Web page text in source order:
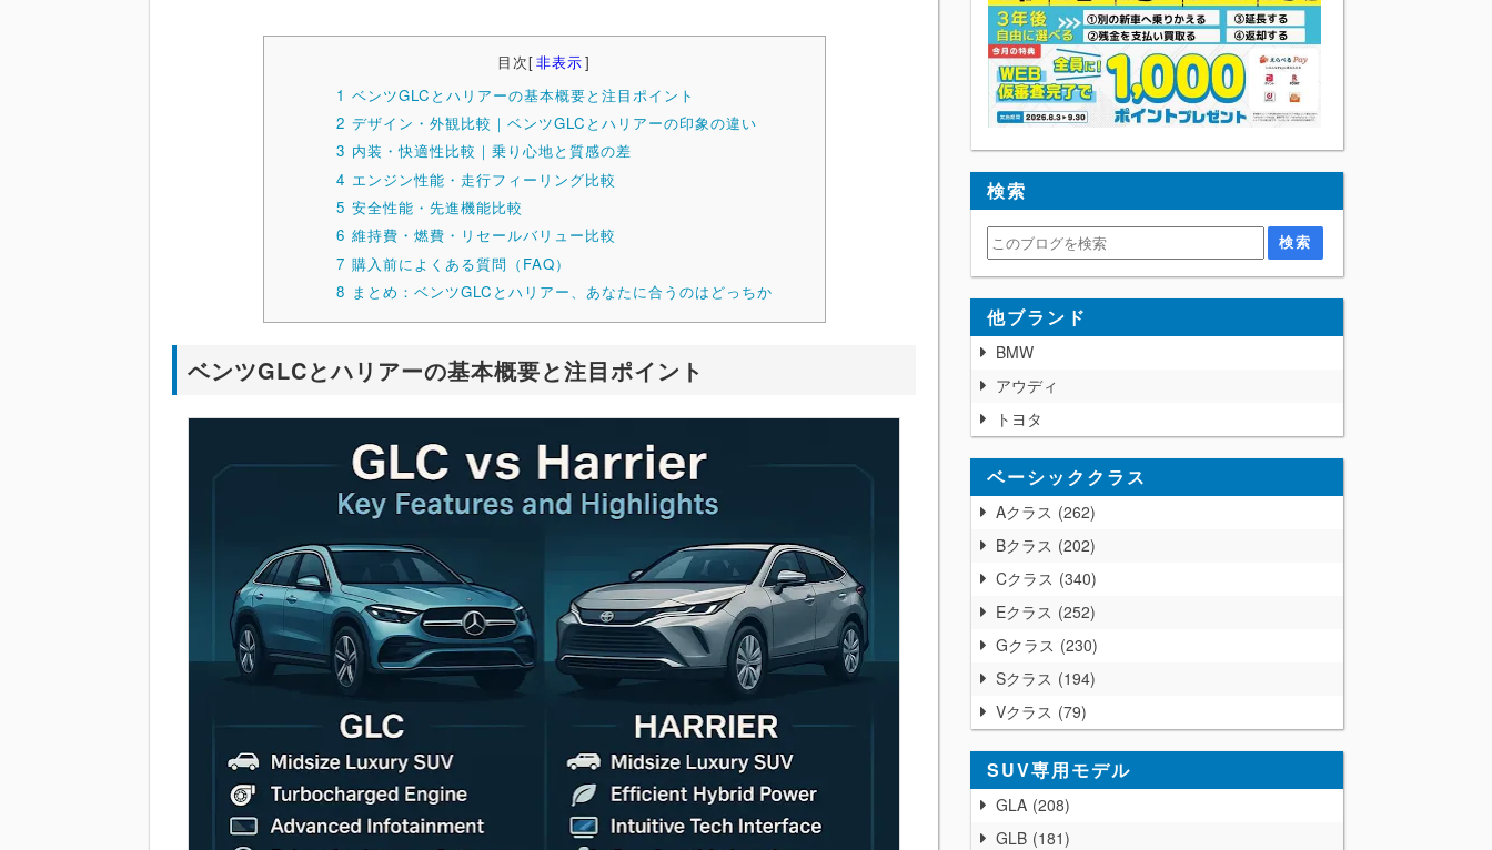
目次[非表示]
1 ベンツGLCとハリアーの基本概要と注目ポイント
2 デザイン・外観比較｜ベンツGLCとハリアーの印象の違い
3 内装・快適性比較｜乗り心地と質感の差
4 エンジン性能・走行フィーリング比較
5 安全性能・先進機能比較
6 維持費・燃費・リセールバリュー比較
7 購入前によくある質問（FAQ）
8 まとめ：ベンツGLCとハリアー、あなたに合うのはどっちか
ベンツGLCとハリアーの基本概要と注目ポイント
検索
他ブランド
BMW
アウディ
トヨタ
ベーシッククラス
Aクラス 262
Bクラス 202
Cクラス 340
Eクラス 252
Gクラス 230
Sクラス
194
Vクラス 79
SUV専用モデル
GLA 208
GLB 181